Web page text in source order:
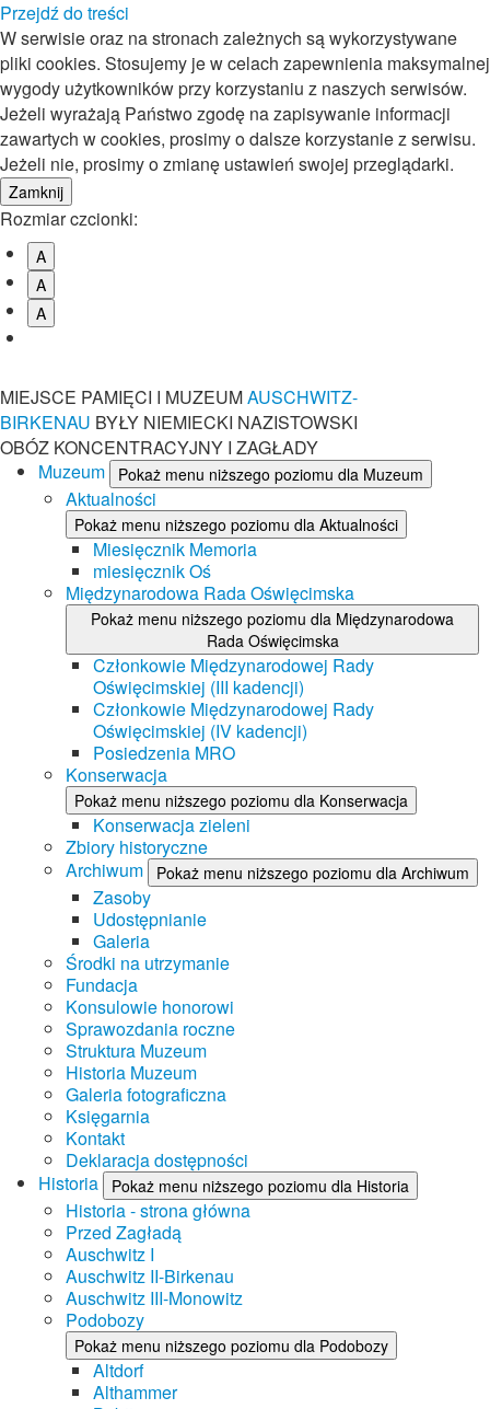
Przejdź do treści
W serwisie oraz na stronach zależnych są wykorzystywane
pliki cookies. Stosujemy je w celach zapewnienia maksymalnej
wygody użytkowników przy korzystaniu z naszych serwisów.
Jeżeli wyrażają Państwo zgodę na zapisywanie informacji
zawartych w cookies, prosimy o dalsze korzystanie z serwisu.
Jeżeli nie, prosimy o zmianę ustawień swojej przeglądarki.
Rozmiar czcionki:
A
A
A
MIEJSCE PAMIĘCI I MUZEUMAUSCHWITZ-
BIRKENAU BYŁY NIEMIECKI NAZISTOWSKI
OBÓZ KONCENTRACYJNY I ZAGŁADY
Muzeum
Pokaż menu niższego poziomu dla Muzeum
Aktualności
Pokaż menu niższego poziomu dla Aktualności
Miesięcznik Memoria
miesięcznik Oś
Międzynarodowa Rada Oświęcimska
Pokaż menu niższego poziomu dla Międzynarodowa
Rada Oświęcimska
Członkowie Międzynarodowej Rady
Oświęcimskiej (III kadencji)
Członkowie Międzynarodowej Rady
Oświęcimskiej (IV kadencji)
Posiedzenia MRO
Konserwacja
Pokaż menu niższego poziomu dla Konserwacja
Konserwacja zieleni
Zbiory historyczne
Archiwum
Pokaż menu niższego poziomu dla Archiwum
Zasoby
Udostępnianie
Galeria
Środki na utrzymanie
Fundacja
Konsulowie honorowi
Sprawozdania roczne
Struktura Muzeum
Historia Muzeum
Galeria fotograficzna
Księgarnia
Kontakt
Deklaracja dostępności
Historia
Pokaż menu niższego poziomu dla Historia
Historia - strona główna
Przed Zagładą
Auschwitz I
Auschwitz II-Birkenau
Auschwitz III-Monowitz
Podobozy
Pokaż menu niższego poziomu dla Podobozy
Altdorf
Althammer